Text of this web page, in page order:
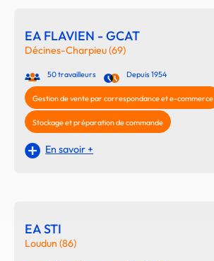
EA FLAVIEN - GCAT
Décines-Charpieu (69)
50 travailleurs Depuis 1954
Gestion de vente par correspondance et e-commerce
Stockage et préparation de commande
En savoir +
EA STI
Loudun (86)